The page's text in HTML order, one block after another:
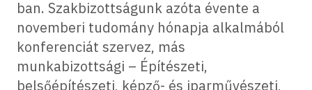
ban. Szakbizottságunk azóta évente a
novemberi tudomány hónapja alkalmából
konferenciát szervez, más
munkabizottsági – Építészeti,
belsőépítészeti, képző- és iparművészeti,